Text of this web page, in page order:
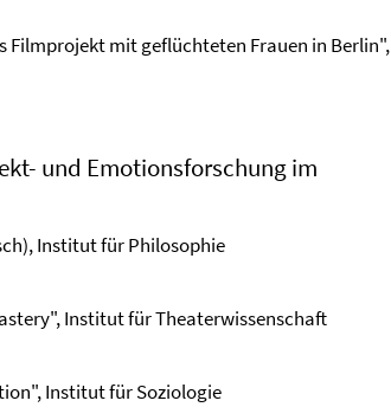
mit geflüchteten Frauen in Berlin",
und Emotionsforschung im
Institut für Philosophie
Institut für Theaterwissenschaft
Institut für Soziologie